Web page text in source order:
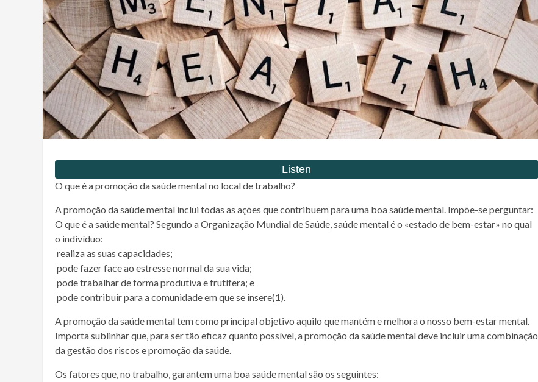
O que é a promoção da saúde mental no local de trabalho?
A promoção da saúde mental inclui todas as ações que contribuem para uma boa saúde mental. Impõe-se perguntar:
O que é a saúde mental? Segundo a Organização Mundial de Saúde, saúde mental é o «estado de bem-estar» no qual
o indivíduo:
 realiza as suas capacidades;
 pode fazer face ao estresse normal da sua vida;
 pode trabalhar de forma produtiva e frutífera; e
 pode contribuir para a comunidade em que se insere(1).
A promoção da saúde mental tem como principal objetivo aquilo que mantém e melhora o nosso bem-estar mental.
Importa sublinhar que, para ser tão eficaz quanto possível, a promoção da saúde mental deve incluir uma combinação
da gestão dos riscos e promoção da saúde.
Os fatores que, no trabalho, garantem uma boa saúde mental são os seguintes: